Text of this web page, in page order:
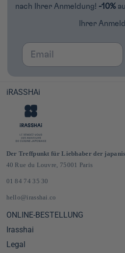
nach Ihrer Anmeldung! -10%
Ihrer
Email
iRASSHAi
Der Treffpunkt für Liebhaber der
40 Rue du Louvre, 75001 Paris
01 84 74 35 30
hello@irasshai.co
ONLINE-BESTELLUNG
Hilfezentrum & FAQ
Lieferung und Versandkosten in
Irasshai
Öffnungszeiten in der Rue du Louvre 40,
Legal